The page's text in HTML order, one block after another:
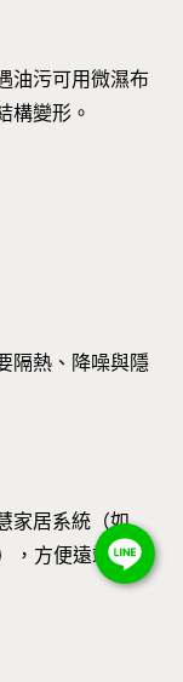
油污可用微濕布
構變形。
隔熱、降噪與隱
家居系統（如
，方便遠端操